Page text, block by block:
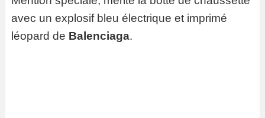
avec un explosif bleu électrique et imprimé
léopard de Balenciaga.